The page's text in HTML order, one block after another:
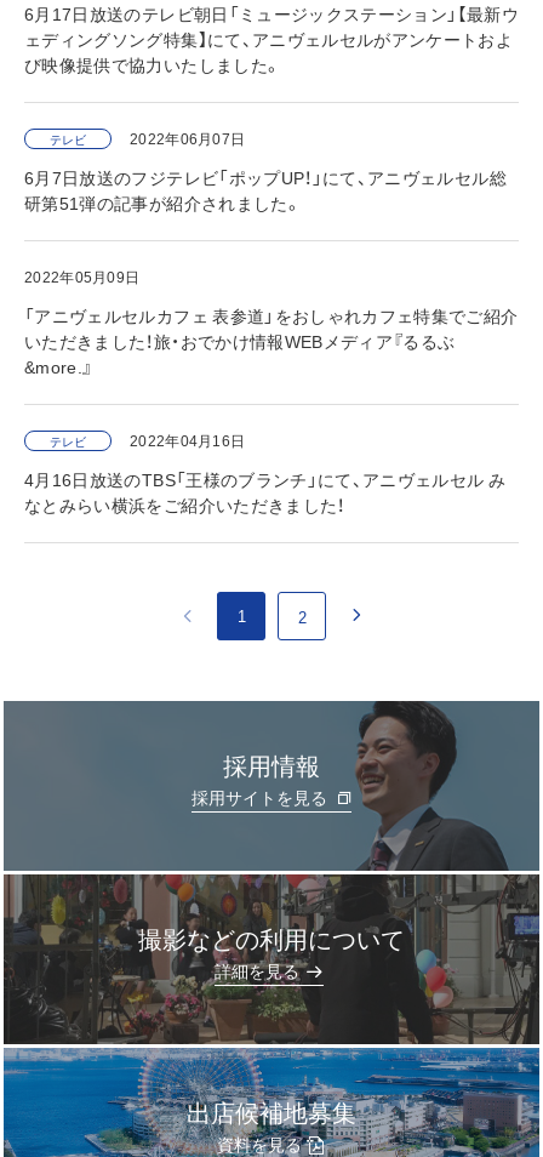
6月17日放送のテレビ朝日「ミュージックステーション」【最新ウ
ェディングソング特集】にて、アニヴェルセルがアンケートおよ
び映像提供で協力いたしました。
テレビ 2022年06月07日
6月7日放送のフジテレビ「ポップUP！」にて、アニヴェルセル総
研第51弾の記事が紹介されました。
2022年05月09日
「アニヴェルセルカフェ 表参道」をおしゃれカフェ特集でご紹介
いただきました！旅・おでかけ情報WEBメディア『るるぶ
&more.』
テレビ 2022年04月16日
4月16日放送のTBS「王様のブランチ」にて、アニヴェルセル み
なとみらい横浜をご紹介いただきました！
1 2
採用情報
採用サイトを見る
撮影などの利用について
詳細を見る
出店候補地募集
資料を見る